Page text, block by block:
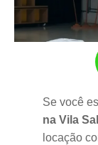
Se você
na Vila
locação